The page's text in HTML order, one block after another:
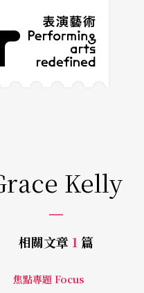
Kelly
相關文章 1 篇
焦點專題 Focus